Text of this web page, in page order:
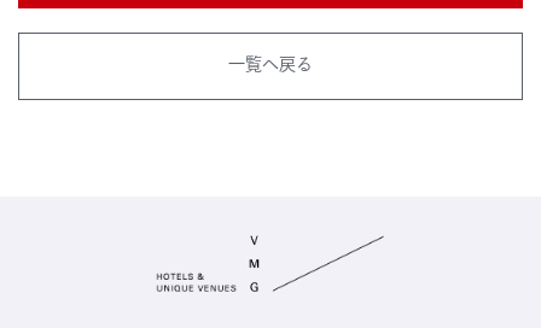
一覧へ戻る